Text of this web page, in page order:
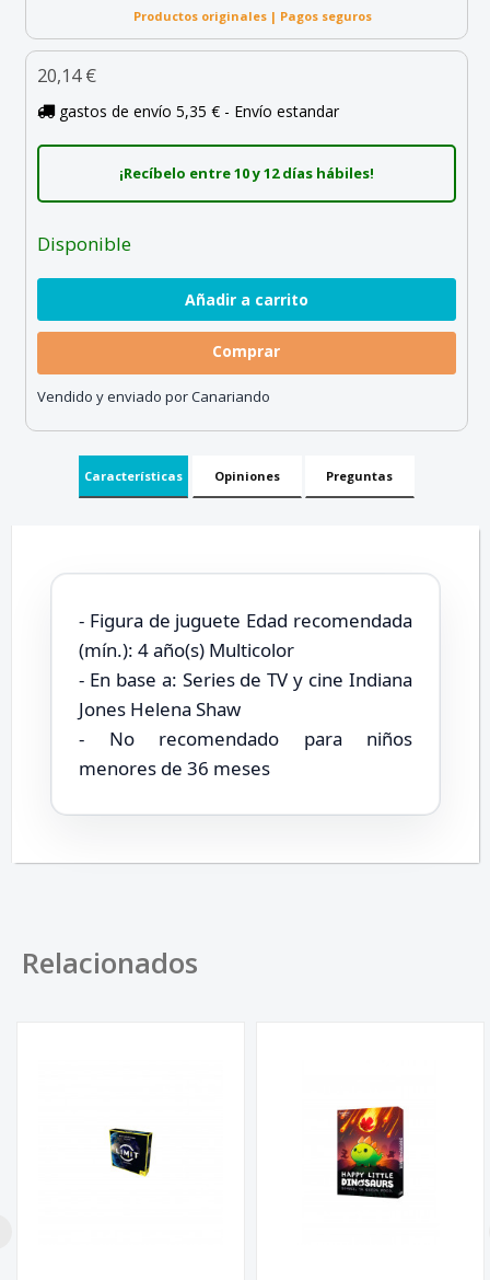
Productos originales | Pagos seguros
20,14 €
gastos de envío 5,35 € - Envío estandar
¡Recíbelo entre 10 y 12 días hábiles!
Disponible
Comprar
Vendido y enviado por Canariando
Características Opiniones Preguntas
- Figura de juguete Edad recomendada
(mín.): 4 año(s) Multicolor
- En base a: Series de TV y cine Indiana
Jones Helena Shaw
- No recomendado para niños
menores de 36 meses
Relacionados